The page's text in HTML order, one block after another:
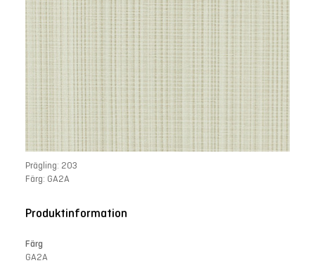
Prägling: 203
Färg: GA2A
Produktinformation
Färg
GA2A